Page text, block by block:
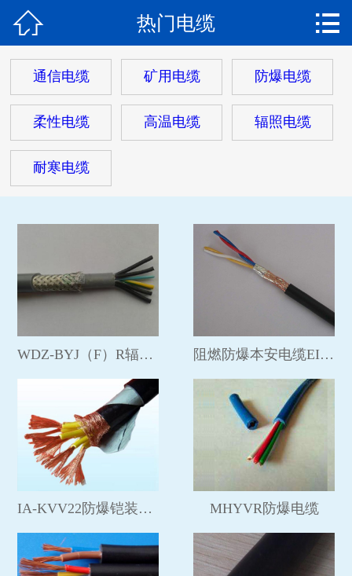
关于我们
产品中心
热门电缆
新闻动态
联系我们
 热门电缆 
通信电缆 矿用电缆 防爆电缆
柔性电缆 高温电缆 辐照电缆
耐寒电缆
WDZ-BYJ（F）R辐照电缆 阻燃防爆本安电缆EISC-SS-R
IA-KVV22防爆铠装电缆 MHYVR防爆电缆